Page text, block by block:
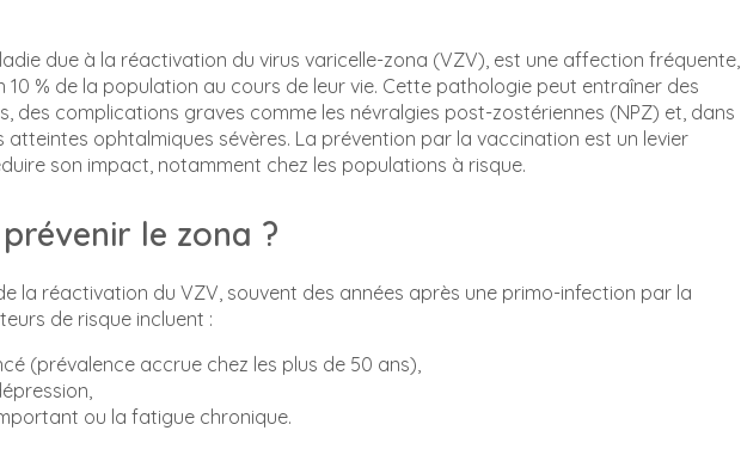
due à la réactivation du virus varicelle-zona (VZV), est une affection fréquente,
10 % de la population au cours de leur vie. Cette pathologie peut entraîner des
des complications graves comme les névralgies post-zostériennes (NPZ) et, dans
atteintes ophtalmiques sévères. La prévention par la vaccination est un levier
son impact, notamment chez les populations à risque.
le zona ?
la réactivation du VZV, souvent des années après une primo-infection par la
de risque incluent :
(prévalence accrue chez les plus de 50 ans),
ou la fatigue chronique.